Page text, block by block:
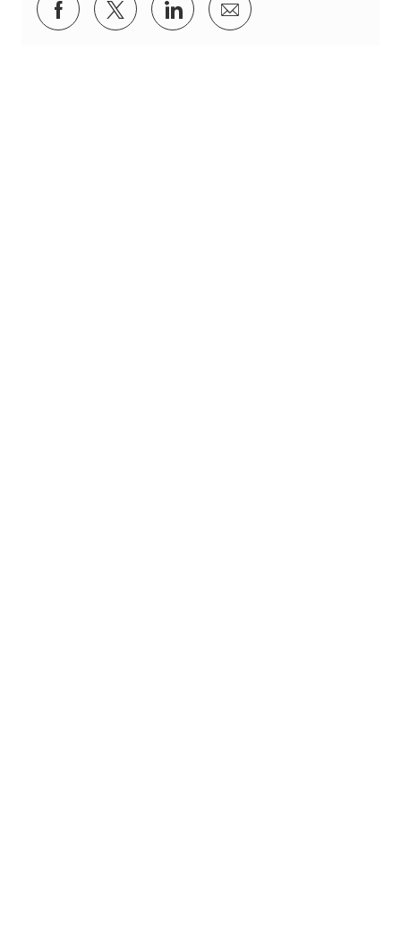
Condividi su Facebook
Condividi via twitter
Condividi tramite LinkedIn
Condividi via e-mail